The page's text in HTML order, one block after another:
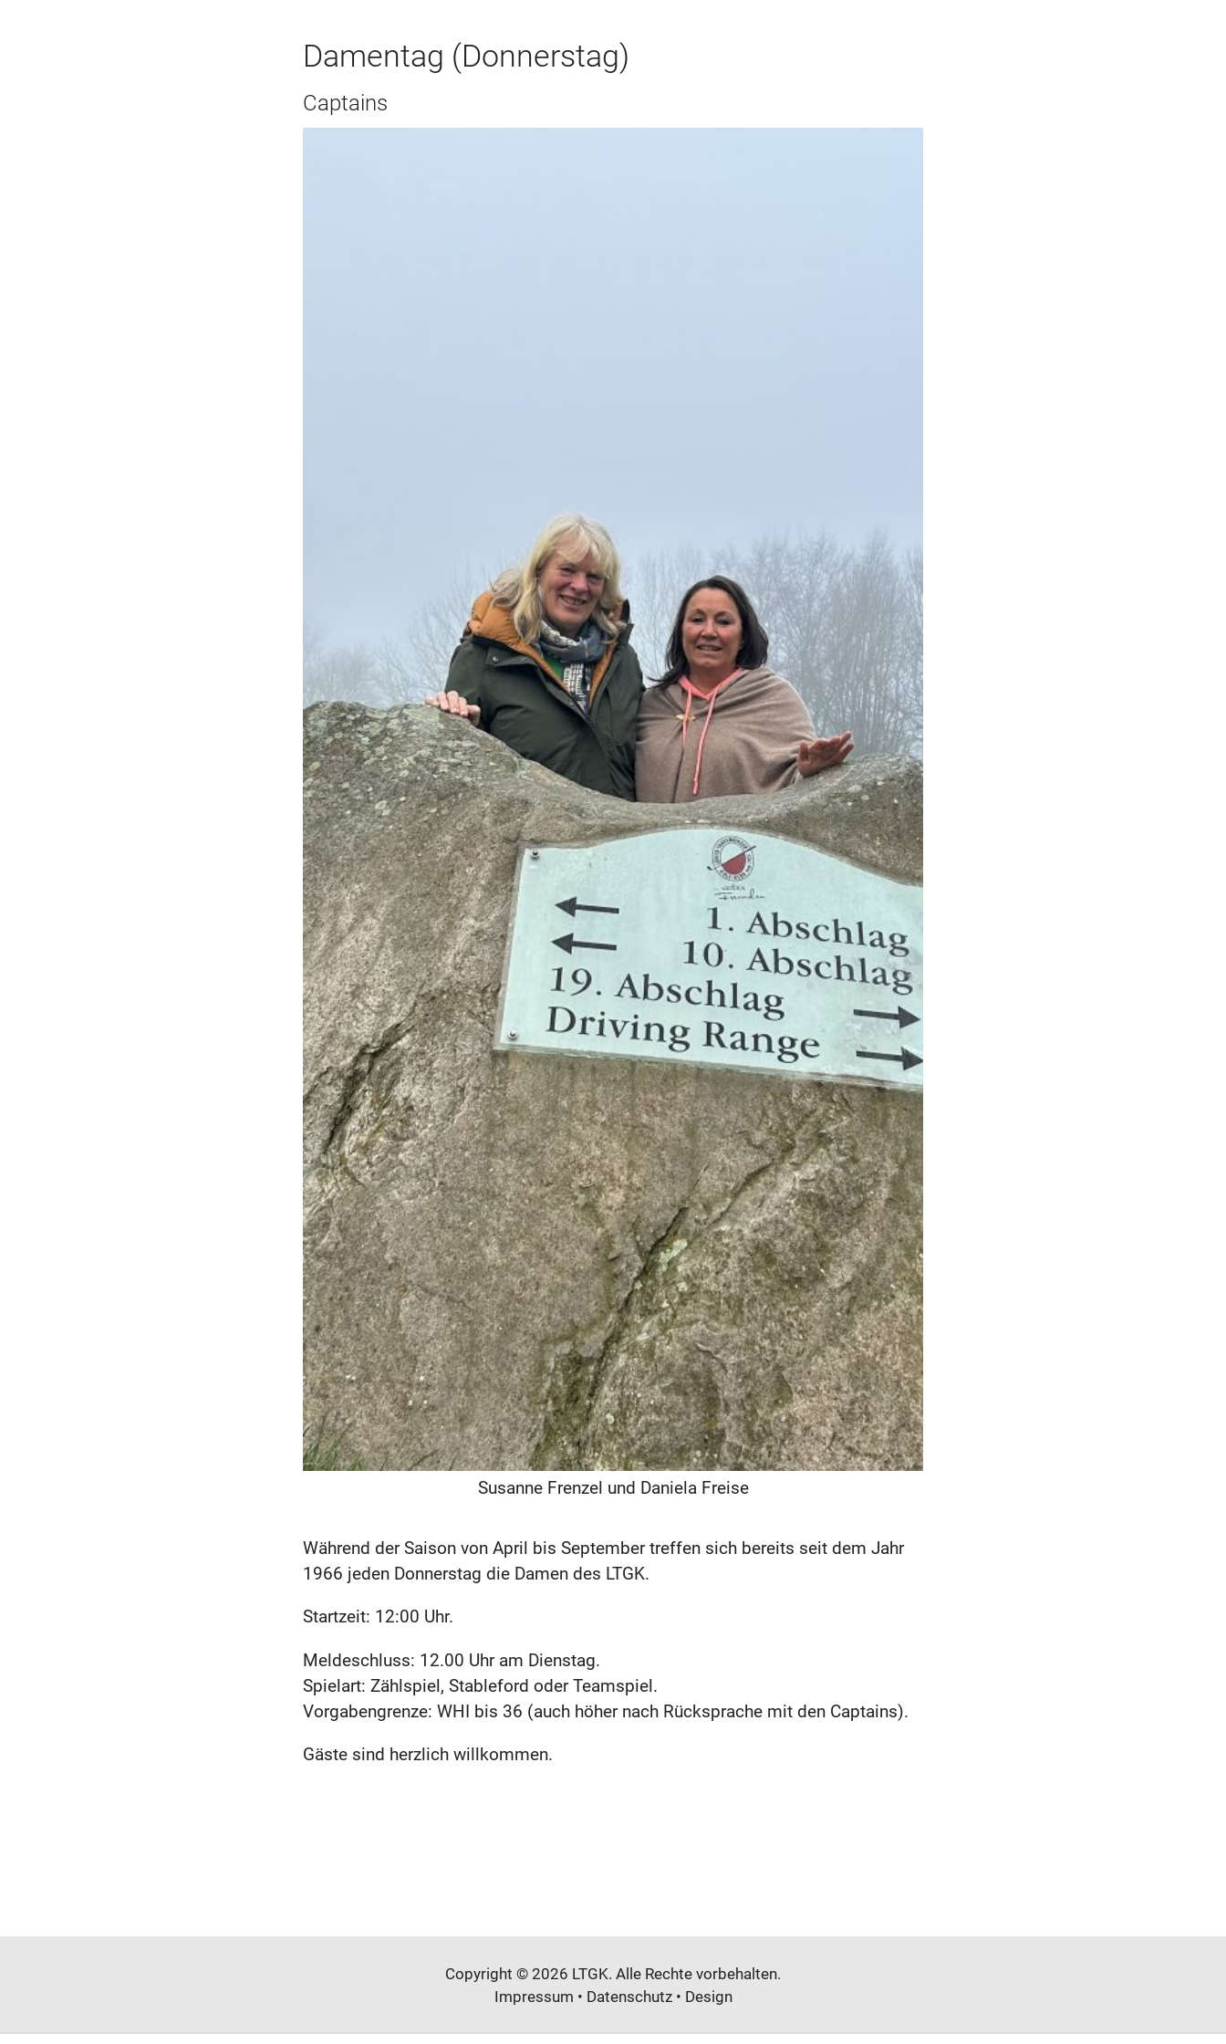
Damentag (Donnerstag)
Captains
Susanne Frenzel und Daniela Freise
Während der Saison von April bis September treffen sich bereits seit dem Jahr
1966 jeden Donnerstag die Damen des LTGK.
Startzeit: 12:00 Uhr.
Meldeschluss: 12.00 Uhr am Dienstag.
Spielart: Zählspiel, Stableford oder Teamspiel.
Vorgabengrenze: WHI bis 36 (auch höher nach Rücksprache mit den Captains).
Gäste sind herzlich willkommen.
Copyright © 2026 LTGK. Alle Rechte vorbehalten.
Impressum • Datenschutz• Design